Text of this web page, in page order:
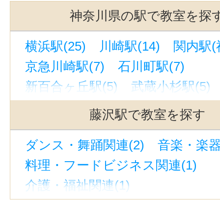
神奈川県の駅で教室を探
横浜駅(25) 川崎駅(14)
関内駅
京急川崎駅(7)
石川町駅(7)
新百合ヶ丘駅(5)
武蔵小杉駅(5)
馬車道駅(5)
元町・中華街駅(5)
茅ケ崎駅(4)
新横浜駅(4)
大和
桜木町駅(4)
鶴見駅(4)
日吉駅(
溝の口駅(4)
海老名駅(3)
小田
登戸駅(JR南武線)(3)
藤沢駅で教室を探す
ダンス・舞踊関連(2)
音楽・楽
料理・フードビジネス関連(1)
介護・福祉関連(1)